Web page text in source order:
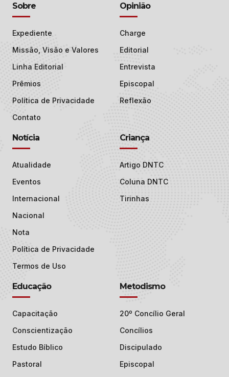
Sobre
Expediente
Missão, Visão e Valores
Linha Editorial
Prêmios
Política de Privacidade
Contato
Opinião
Charge
Editorial
Entrevista
Episcopal
Reflexão
Notícia
Atualidade
Eventos
Internacional
Nacional
Nota
Política de Privacidade
Termos de Uso
Criança
Artigo DNTC
Coluna DNTC
Tirinhas
Educação
Capacitação
Conscientização
Estudo Bíblico
Pastoral
Metodismo
20º Concílio Geral
Concílios
Discipulado
Episcopal